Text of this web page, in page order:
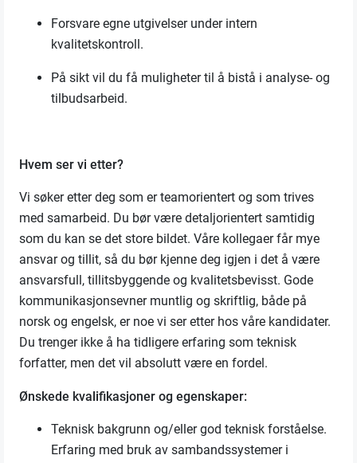
Forsvare egne utgivelser underintern
kvalitetskontroll .
På siktvil du få muligheter til å bistå i analyse-og
tilbudsarbeid.
Hvem ser vi etter?
Vi søker etter deg som er teamorientert og som trives
med samarbeid. Du bør være detaljorientert samtidig
som du kan se det store bildet. Våre kollegaer får mye
ansvar og tillit, så du bør kjenne deg igjen i det å være
ansvarsfull, tillitsbyggende og kvalitetsbevisst. Gode
kommunikasjonsevner muntlig og skriftlig, både på
norsk og engelsk, er noe vi ser etter hos våre kandidater.
Du trenger ikke å ha tidligere erfaring somteknisk
forfatter, men det vil absolutt være en fordel.
Ønskede kvalifikasjoner og egenskaper:
Teknisk bakgrunn og/eller god teknisk forståelse.
Erfaring med bruk av sambandssystemer i